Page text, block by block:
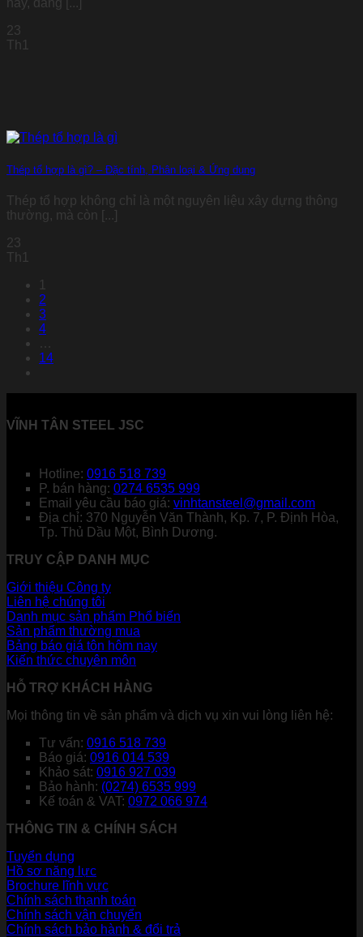
23
Th1
Thép tổ hợp là gì? – Đặc tính, Phân loại & Ứng dụng
Thép tổ hợp không chỉ là một nguyên liệu xây dựng thông
thường, mà còn [...]
23
Th1
1
2
3
4
14
VĨNH TÂN STEEL JSC
Hotline: 0916 518 739
P. bán hàng: 0274 6535 999
Email yêu cầu báo giá: vinhtansteel@gmail.com
Địa chỉ: 370 Nguyễn Văn Thành, Kp. 7, P. Định Hòa,
Tp. Thủ Dầu Một, Bình Dương.
TRUY CẬP DANH MỤC
Giới thiệu Công ty
Liên hệ chúng tôi
Danh mục sản phẩm
Sản phẩm thường mua
Bảng báo giá tôn hôm nay
Kiến thức chuyên môn
HỖ TRỢ KHÁCH HÀNG
Mọi thông tin về sản phẩm và dịch vụ xin vui lòng liên hệ:
Tư vấn: 0916 518 739
Báo giá: 0916 014 539
Khảo sát: 0916 927 039
Bảo hành: (0274) 6535 999
Kế toán & VAT: 0972 066 974
THÔNG TIN & CHÍNH SÁCH
Tuyển dụng
Hồ sơ năng lực
Brochure lĩnh vực
Chính sách thanh toán
Chính sách vận chuyển
Chính sách bảo hành & đổi trả